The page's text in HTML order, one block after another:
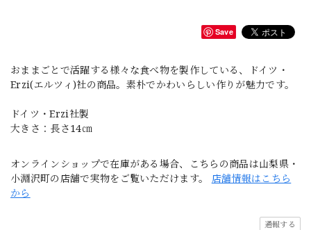
Save
おままごとで活躍する様々な食べ物を製作している、ドイツ・
Erzi(エルツィ)社の商品。素朴でかわいらしい作りが魅力です。
ドイツ・Erzi社製
大きさ：長さ14㎝
オンラインショップで在庫がある場合、こちらの商品は山梨県・
小淵沢町の店舗で実物をご覧いただけます。 店舗情報はこちら
から
通報する